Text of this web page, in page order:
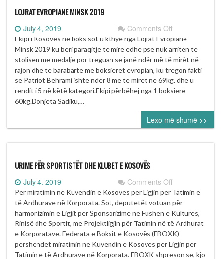
LOJRAT EVROPIANE MINSK 2019
July 4, 2019 Comments Offon
LOJRAT
EVROPIANE
MINSK
2019
Ekipi i Kosovës në boks sot u kthye nga Lojrat Evropiane
Minsk 2019 ku bëri paraqitje të mirë edhe pse nuk arritën të
stolisen me medalje por treguan se janë ndër më të mirët në
rajon dhe të barabartë me boksierët evropian, ku tregon fakti
se Patriot Behrami ishte ndër 8 më të mirët në 69kg. dhe u
rendit i 5 në këtë kategori.Ekipi përbëhej nga 1 boksiere
60kg.Donjeta Sadiku,…
Lexo më shumë >>
URIME PËR SPORTISTËT DHE KLUBET E KOSOVËS
July 4, 2019 Comments Offon
URIME
PËR
SPORTISTËT
DHE
KLUBET
E
KOSOVËS
Për miratimin në Kuvendin e Kosovës për Ligjin për Tatimin e
të Ardhurave në Korporata. Sot, deputetët votuan për
harmonizimin e Ligjit për Sponsorizime në Fushën e Kulturës,
Rinisë dhe Sportit, me Projektligjin për Tatimin në të Ardhurat
e Korporatave. Federata e Boksit e Kosovës (FBOXK)
përshëndet miratimin në Kuvendin e Kosovës për Ligjin për
Tatimin e të Ardhurave në Korporata. FBOXK shpreson se, kjo